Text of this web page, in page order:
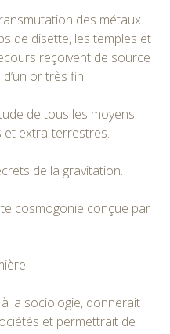
des métaux.
de disette, les temples et
reçoivent de source
or très fin.
de tous les moyens
et extra-terrestres.
de la gravitation.
cosmogonie conçue par
la sociologie, donnerait
et permettrait de